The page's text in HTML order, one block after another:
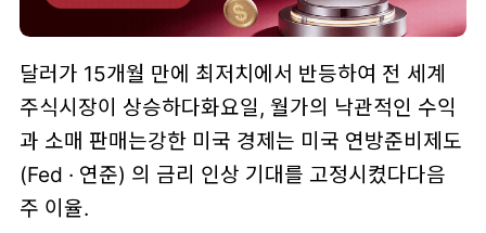
달러가 15개월 만에 최저치에서 반등하여 전 세계
주식시장이 상승하다화요일, 월가의 낙관적인 수익
과 소매 판매는강한 미국 경제는 미국 연방준비제도
(Fed · 연준) 의 금리 인상 기대를 고정시켰다다음
주 이율.